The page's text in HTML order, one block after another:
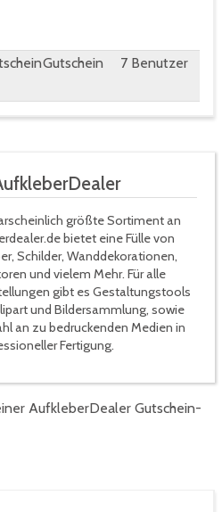
Gutschein 7 Benutzer
größte Sortiment an
bietet eine Fülle von
Schilder, Wanddekorationen,
und vielem Mehr. Für alle
gibt es Gestaltungstools
und Bildersammlung, sowie
an zu bedruckenden Medien in
Fertigung.
AufkleberDealer Gutschein-